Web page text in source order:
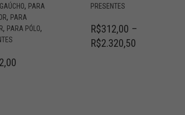
, PARA
, PARA
, PARA PÓLO,
PRESENTES
R$312,00 –
R$2.320,50